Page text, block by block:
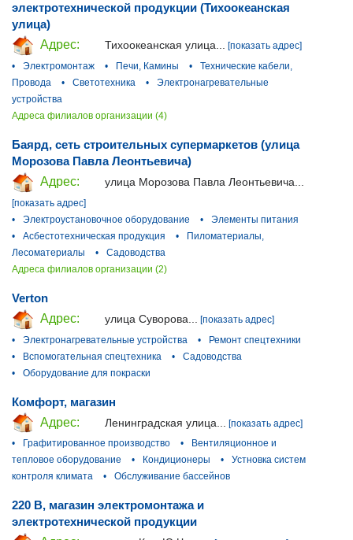
электротехнической продукции (Тихоокеанская
улица)
Адрес:
Тихоокеанская улица... [показать адрес]
•
Электромонтаж • Печи, Камины •
Технические кабели,
Провода
• Светотехника •
Электронагревательные
устройства
Адреса филиалов организации (4)
Баярд, сеть строительных супермаркетов (улица
Морозова Павла Леонтьевича)
Адрес:
улица Морозова Павла Леонтьевича...
[показать адрес]
•
Электроустановочное оборудование •
Элементы питания
•
Асбестотехническая продукция •
Пиломатериалы,
Лесоматериалы
•
Садоводства
Адреса филиалов организации (2)
Verton
Адрес:
улица Суворова...
[показать адрес]
•
Электронагревательные устройства •
Ремонт спецтехники
•
Вспомогательная спецтехника •
Садоводства
•
Оборудование для покраски
Комфорт, магазин
Адрес:
Ленинградская улица...
[показать адрес]
•
Графитированное производство •
Вентиляционное и
тепловое оборудование
• Кондиционеры •
Устновка систем
контроля климата
• Обслуживание бассейнов
220 В, магазин электромонтажа и
электротехнической продукции